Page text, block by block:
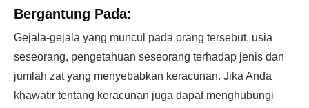
Bergantung Pada:
Gejala-gejala yang muncul pada orang tersebut, usia
seseorang, pengetahuan seseorang terhadap jenis dan
jumlah zat yang menyebabkan keracunan. Jika Anda
khawatir tentang keracunan juga dapat menghubungi